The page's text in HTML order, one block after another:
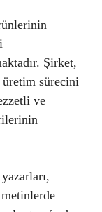
Şirket,
üretim sürecini
ve